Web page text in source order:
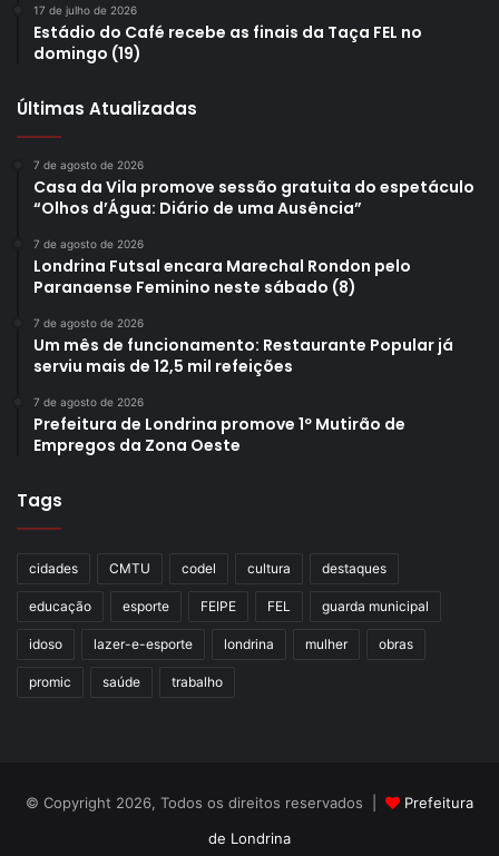
17 de julho de 2026
Estádio do Café recebe as finais da Taça FEL no
domingo (19)
Últimas Atualizadas
7 de agosto de 2026
Casa da Vila promove sessão gratuita do espetáculo
“Olhos d’Água: Diário de uma Ausência”
7 de agosto de 2026
Londrina Futsal encara Marechal Rondon pelo
Paranaense Feminino neste sábado (8)
7 de agosto de 2026
Um mês de funcionamento: Restaurante Popular já
serviu mais de 12,5 mil refeições
7 de agosto de 2026
Prefeitura de Londrina promove 1º Mutirão de
Empregos da Zona Oeste
Tags
cidades CMTU codel cultura destaques
educação esporte FEIPE FEL guarda municipal
idoso lazer-e-esporte londrina mulher obras
promic saúde trabalho
© Copyright 2026, Todos os direitos reservados |
Prefeitura
de Londrina